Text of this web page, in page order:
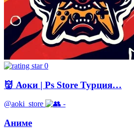
0
👹 Аоки | Ps Store Турция…
@aoki_store -
Аниме